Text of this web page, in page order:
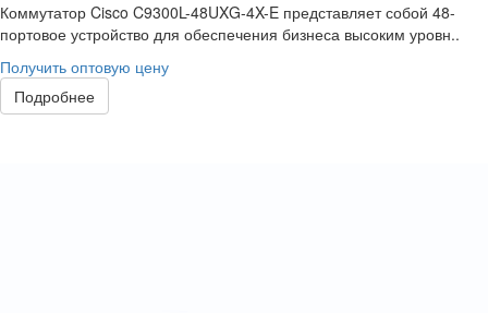
Коммутатор Cisco C9300L-48UXG-4X-E представляет собой 48-
портовое устройство для обеспечения бизнеса высоким уровн..
Получить оптовую цену
Подробнее